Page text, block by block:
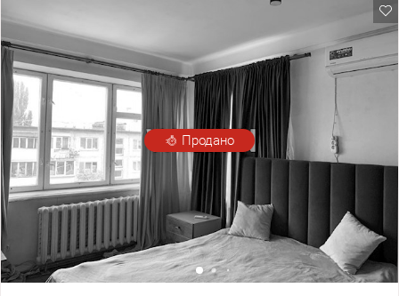
готова для проживання. Лісовий масив, метро Лісова 20 хвилин
пішки, інфраструктура - дитячі садки, школи, супермаркети,
ринок, тощо. По документах квартира у власності більше 3-х
років, один власник, буде присутній на угоді особисто,
зареєстровані відсутні. Ціна 41 500 у.о. Тел. 067 445 26 27 Євгенія
valion.ua/1123397
Продано